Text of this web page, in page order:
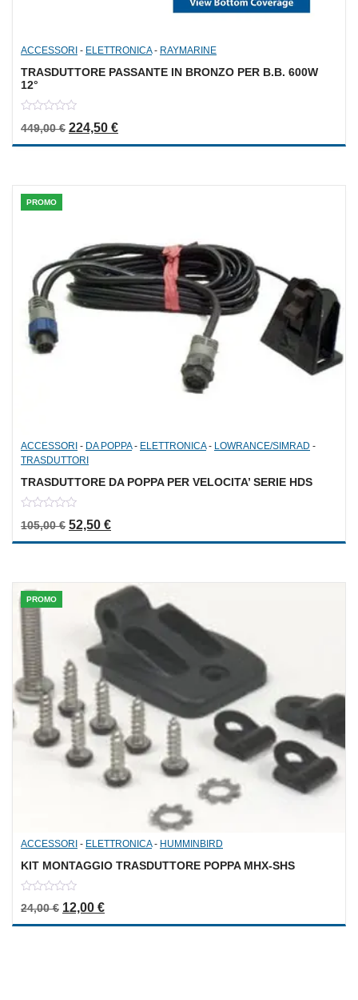
ACCESSORI - ELETTRONICA- RAYMARINE
TRASDUTTORE PASSANTE IN BRONZO PER B.B. 600W
12°
out
of
449,00€ Il prezzo originale era: 449,00 €.
224,50 €Il prezzo attuale è: 224,50 €.
PROMO
ACCESSORI - DA POPPA- ELETTRONICA- LOWRANCE/SIMRAD -
TRASDUTTORI
TRASDUTTORE DA POPPA PER VELOCITA’ SERIE HDS
out
105,00€ Il prezzo originale era: 105,00 €.
52,50 €Il prezzo attuale è: 52,50 €.
PROMO
ACCESSORI - ELETTRONICA- HUMMINBIRD
KIT MONTAGGIO TRASDUTTORE POPPA MHX-SHS
out
of
24,00€ Il prezzo originale era: 24,00 €.
12,00 €Il prezzo attuale è: 12,00 €.